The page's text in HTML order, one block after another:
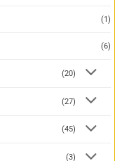
(1)
(6)
(20)
(27)
(45)
(3)